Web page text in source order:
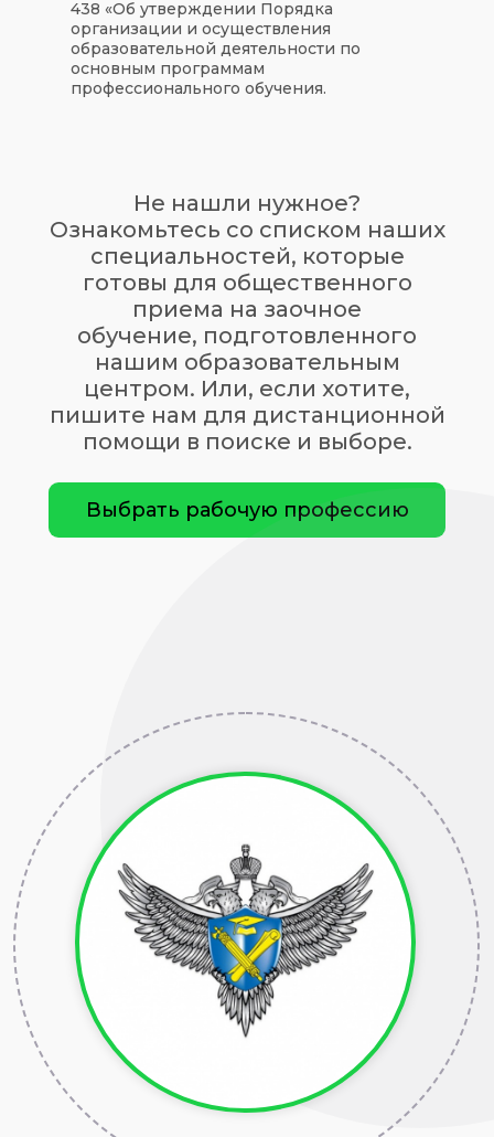
438 «Об утверждении Порядка
организации и осуществления
образовательной деятельности по
основным программам
профессионального обучения.
Не нашли нужное?
Ознакомьтесь со списком наших
специальностей, которые
готовы для общественного
приема на заочное
обучение, подготовленного
нашим образовательным
центром. Или, если хотите,
пишите нам для дистанционной
помощи в поиске и выборе.
Выбрать рабочую профессию